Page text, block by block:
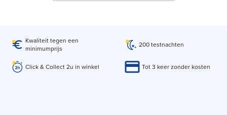
Kwaliteit tegen een
minimumprijs
200 testnachten
Click & Collect 2u in winkel Tot 3 keer zonder kosten